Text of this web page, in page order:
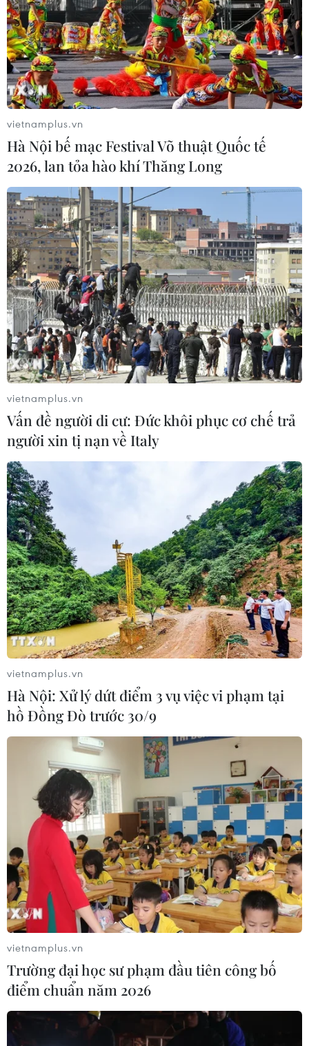
Nghệ An: Khởi tố đối tượng giả danh luật
sư lừa đảo "chạy án,"chiếm đoạt tài sản
16/04/2024 09:58
Trần Thị Thủy thông tin đến các nạn nhân là mình có
quan hệ với lãnh đạo, cán bộ cơ quan Nhà nước, hứa
hẹn lo cho bị can, bị cáo tại ngoại, hưởng án treo, giảm
hình phạt tù, và chiếm đoạt 2 tỷ đồng.
vietnamplus.vn
Hà Nội bế mạc Festival Võ thuật Quốc tế
2026, lan tỏa hào khí Thăng Long
vietnamplus.vn
Vấn đề người di cư: Đức khôi phục cơ chế trả
người xin tị nạn về Italy
vietnamplus.vn
Hà Nội: Xử lý dứt điểm 3 vụ việc vi phạm tại
hồ Đồng Đò trước 30/9
vietnamplus.vn
Trường đại học sư phạm đầu tiên công bố
điểm chuẩn năm 2026